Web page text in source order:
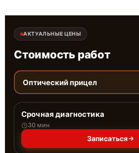
АКТУАЛЬНЫЕ ЦЕНЫ
Стоимость работ
Оптический прицел
Срочная диагностика
30 мин
Записаться